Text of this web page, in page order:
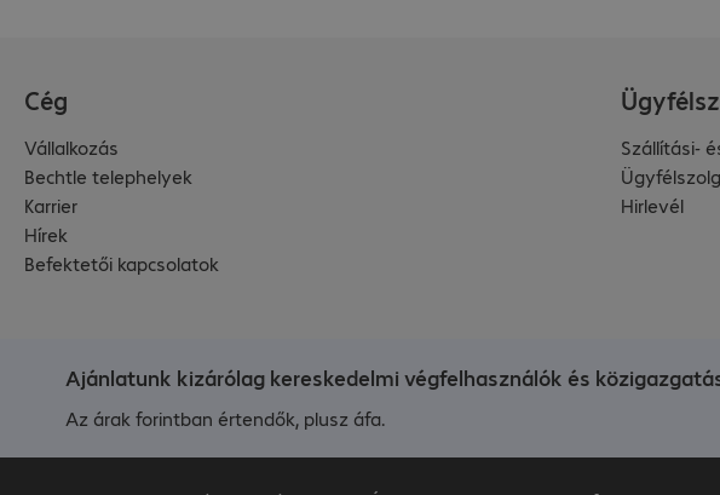
Cég
Vállalkozás
Bechtle telephelyek
Karrier
Hírek
Befektetői kapcsolatok
Szállítási-
Hirlevél
Ajánlatunk kizárólag kereskedelmi végfelhasználók és
Az árak forintban értendők, plusz áfa.